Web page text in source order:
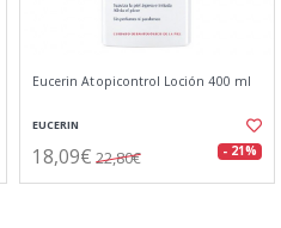
Eucerin Atopicontrol Loción 400 ml
EUCERIN
18,09€ 22,80€ - 21%